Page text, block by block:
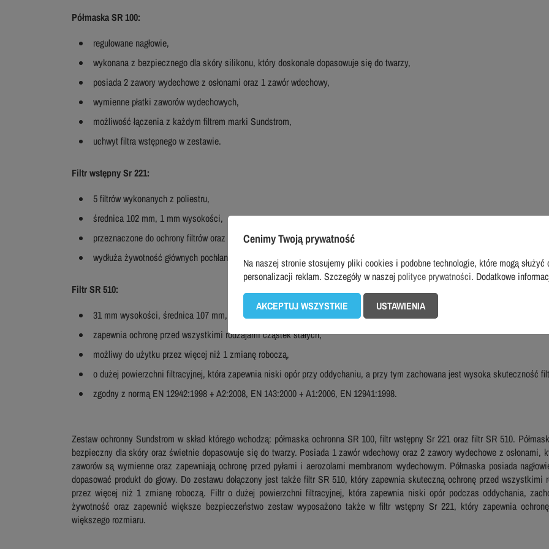
Półmaska SR 100:
regulowane nagłowie,
wykonana z bezpiecznego dla skóry silikonu, który doskonale dopasowuje się do twarzy,
posiada 2 zawory wydechowe z osłonami oraz 1 zawór wdechowy,
wymienne płatki zaworów wydechowych,
możliwość łączenia z każdym filtrem marki Sundstrom,
uchwyt filtra wstępnego w zestawie.
Filtr wstępny Sr 221:
5 filtrów wykonanych z poliestru,
średnica 102 mm, 1 mm wysokości,
przeznaczone do ochrony filtrów oraz pochłaniaczy przed cząstkami stałymi większego rozmiaru,
wydłuża żywotność głównych pochłaniaczy i filtrów oraz zapewnia niskie opory oddechowe.
FiltrSR 510:
31 mm wysokości, średnica 107 mm,
zapewnia ochronę przed wszystkimi rodzajami cząstek stałych,
możliwy do użytku przez więcej niż 1 zmianę roboczą,
o dużej powierzchni filtracyjnej, która zapewnia niski opór przy oddychaniu, a przy tym zachowana jest wysoka skuteczność
zgodny z normą EN 12942:1998 + A2:2008, EN 143:2000 + A1:2006, EN 12941:1998.
Zestaw ochronny Sundstrom w skład którego wchodzą: półmaska ochronna SR 100, filtr wstępny Sr 221 oraz filtr SR 510.
bezpieczny dla skóry oraz świetnie dopasowuje się do twarzy. Posiada 1 zawór wdechowy oraz 2 zawory wydechowe z osłonami,
zaworów są wymienne oraz zapewniają ochronę przed pyłami i aerozolami membranom wydechowym. Półmaska posiada
dopasować produkt do głowy. Do zestawu dołączony jest także filtr SR 510, który zapewnia skuteczną ochronę przed
przez więcej niż 1 zmianę roboczą. Filtr o dużej powierzchni filtracyjnej, która zapewnia niski opór podczas oddychania,
żywotność oraz zapewnić większe bezpieczeństwozestaw wyposażono także w filtr wstępny Sr 221, który zapewnia
większego rozmiaru.
Cenimy Twoją prywatność
Na naszej stronie stosujemy pliki cookies i podobne technologie, które mogą służyć
personalizacji reklam. Szczegóły w naszej polityce prywatności. Dodatkowe
AKCEPTUJ WSZYSTKIE USTAWIENIA